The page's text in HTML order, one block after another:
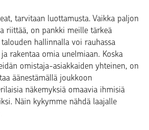
tarvitaan luottamusta. Vaikka paljon
riittää, on pankki meille tärkeä
hallinnalla voi rauhassa
rakentaa omia unelmiaan. Koska
omistaja-asiakkaiden yhteinen, on
äänestämällä joukkoon
näkemyksiä omaavia ihmisiä
Näin kykymme nähdä laajalle